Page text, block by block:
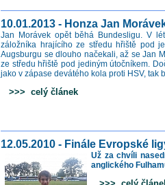
10.01.2013 - Honza Jan
Jan Morávek opět běhá Bundesligu. V
záložníka hrajícího ze středu hřiště pod
Augsburgu se dlouho načekali, až se Jan
ze středu hřiště pod jediným útočníkem.
jako v zápase devátého kola proti HSV, tak
>>> celý článek
12.05.2010 - Finále Evropské
Už za chvíli
anglického